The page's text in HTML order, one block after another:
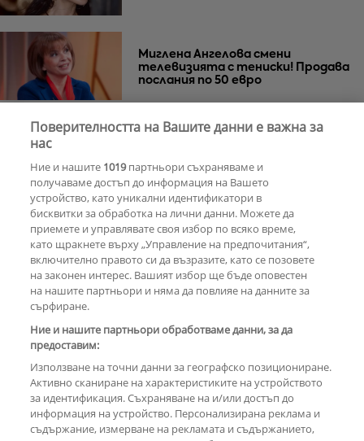
Миглена Ангелова смени
телевизията с тениски! Продава
послания по 50 евро
РЕКЛАМА
КОМЕНТАРИ
Поверителността на Вашите данни е важна за
нас
Ние и нашите 1019партньори съхраняваме и
получаваме достъп до информация на Вашето
устройство, като уникални идентификатори в
бисквитки за обработка на лични данни. Можете да
приемете и управлявате своя избор по всяко време,
като щракнете върху „Управление на предпочитания“,
включително правото си да възразите, като се позовете
на законен интерес. Вашият избор ще бъде оповестен
на нашите партньори и няма да повлияе на данните за
сърфиране.
Ние и нашите партньори обработваме данни, за да
предоставим:
Използване на точни данни за географско позициониране.
Активно сканиране на характеристиките на устройството
за идентификация. Съхраняване на и/или достъп до
информация на устройство. Персонализирана реклама и
съдържание, измерване на рекламата и съдържанието,